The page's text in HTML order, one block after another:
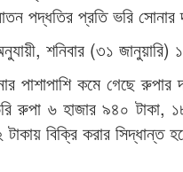
পদ্ধতির প্রতি ভরি সোনার
শনিবার (৩১
পাশাপাশি কমে গেছে
রুপা ৬ হাজার ৯৪০ টাকা,
বিক্রি করার সিদ্ধান্ত